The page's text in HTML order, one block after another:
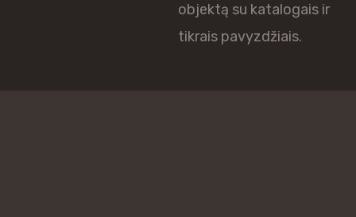
objektą su katalogais ir
tikrais pavyzdžiais.